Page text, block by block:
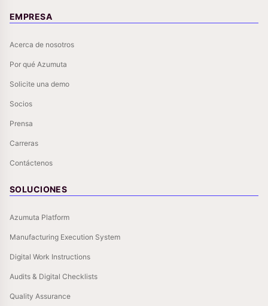
EMPRESA
Acerca de nosotros
Por qué Azumuta
Solicite una demo
Socios
Prensa
Carreras
Contáctenos
SOLUCIONES
Azumuta Platform
Manufacturing Execution System
Digital Work Instructions
Audits & Digital Checklists
Quality Assurance